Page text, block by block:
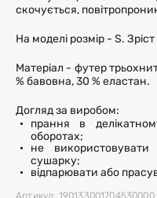
скочується,
На моделі розмір - S.
Матеріал - футер
% бавовна, 30 % еластан.
Догляд за виробом:
прання в
оборотах;
не
сушарку;
відпарювати або